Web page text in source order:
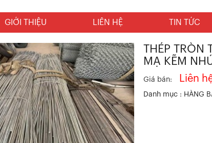
GIỚI THIỆU LIÊN HỆ TIN TỨC
THÉP TRÒN
MẠ KẼM
Giá bán: Liên
Danh mục : HÀNG